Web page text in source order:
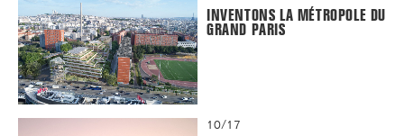
INVENTONS LA MÉTROPOLE DU
GRAND PARIS
10/17